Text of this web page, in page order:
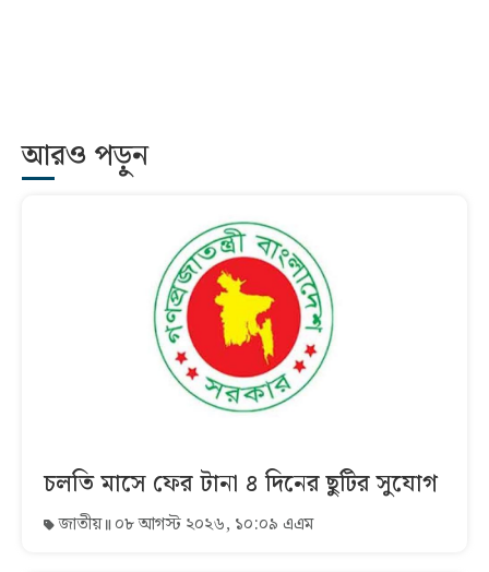
আরও পড়ুন
চলতি মাসে ফের টানা ৪ দিনের ছুটির সুযোগ
জাতীয় ০৮ আগস্ট ২০২৬, ১০:০৯ এএম